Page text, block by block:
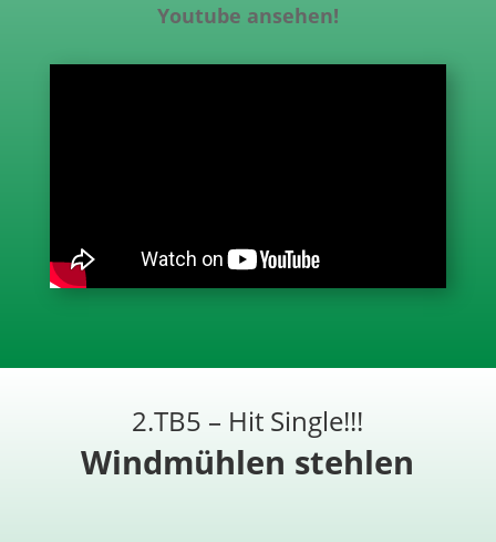
Youtube ansehen!
2.TB5 – Hit Single!!!
Windmühlen stehlen